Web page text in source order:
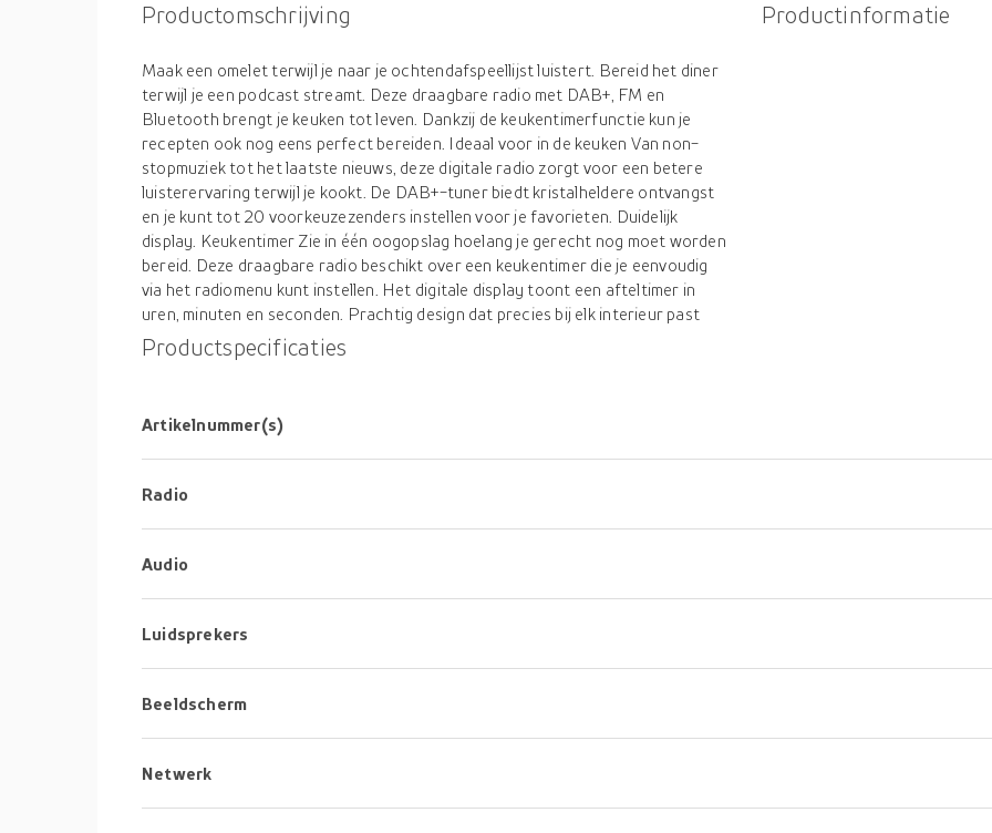
Productomschrijving
Maak een omelet terwijl je naar je ochtendafspeellijst luistert. Bereid het diner
terwijl je een podcast streamt. Deze draagbare radio met DAB+, FM en
Bluetooth brengt je keuken tot leven. Dankzij de keukentimerfunctie kun je
recepten ook nog eens perfect bereiden. Ideaal voor in de keuken Van non-
stopmuziek tot het laatste nieuws, deze digitale radio zorgt voor een betere
luisterervaring terwijl je kookt. De DAB+-tuner biedt kristalheldere ontvangst
en je kunt tot 20 voorkeuzezenders instellen voor je favorieten. Duidelijk
display. Keukentimer Zie in één oogopslag hoelang je gerecht nog moet worden
bereid. Deze draagbare radio beschikt over een keukentimer die je eenvoudig
via het radiomenu kunt instellen. Het digitale display toont een afteltimer in
uren, minuten en seconden. Prachtig design dat precies bij elk interieur past
Een lichte, houten behuizing omsluit het zwarte, glanzende display en de
luidspreker, die bedekt is met grijze luidsprekerstof. Aan de voorkant van de
Productinformatie
Productspecificaties
Artikelnummer(s)
Radio
Audio
Luidsprekers
Beeldscherm
Netwerk